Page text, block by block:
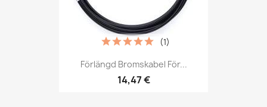
Förlängd Bromskabel För...
14,47 €
(1)